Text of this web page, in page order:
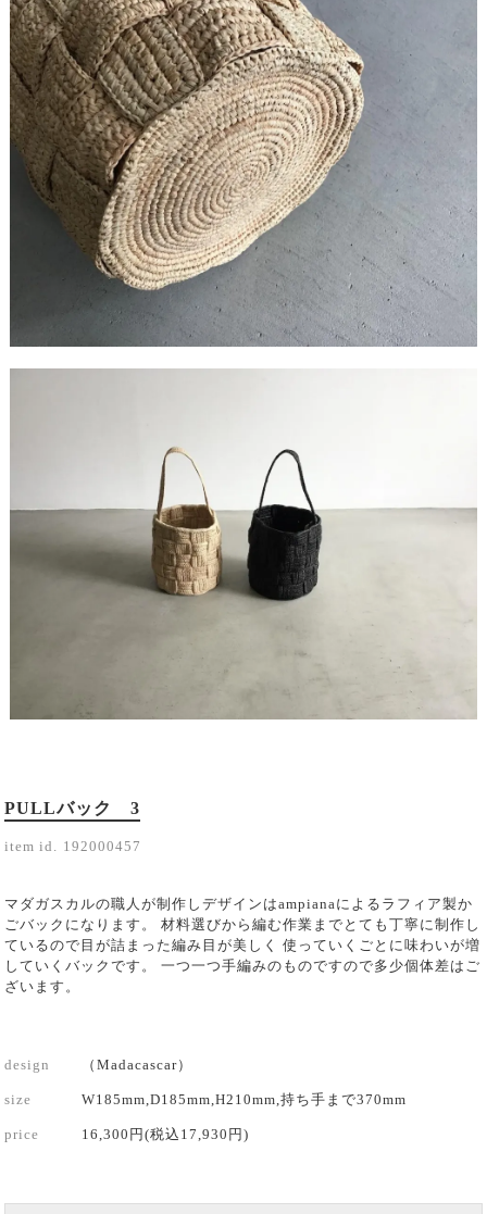
PULLバック 3
item id. 192000457
マダガスカルの職人が制作しデザインはampianaによるラフィア製か
ごバックになります。 材料選びから編む作業までとても丁寧に制作し
ているので目が詰まった編み目が美しく 使っていくごとに味わいが増
していくバックです。 一つ一つ手編みのものですので多少個体差はご
ざいます。
design （Madacascar）
size W185mm,D185mm,H210mm,持ち手まで370mm
price 16,300円(税込17,930円)